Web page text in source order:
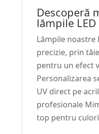
Descoperă
lămpile
Lămpile noastre
precizie, prin
pentru un efect
Personalizarea
UV direct pe
profesionale
top pentru